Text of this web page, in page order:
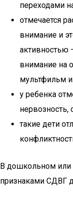
переходами
отмечается
внимание и
активностью
внимание на
мультфильм
у ребенка
нервозность,
такие дети
В дошкольном или
признаками СДВГ